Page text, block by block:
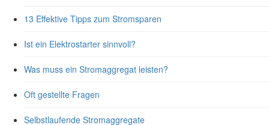
13 Effektive Tipps zum Stromsparen
Ist ein Elektrostarter sinnvoll?
Was muss ein Stromaggregat leisten?
Oft gestellte Fragen
Selbstlaufende Stromaggregate